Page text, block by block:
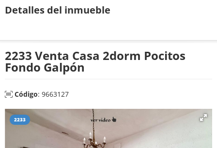
Detalles del inmueble
2233 Venta Casa 2dorm Pocitos
Fondo Galpón
Código: 9663127
2233